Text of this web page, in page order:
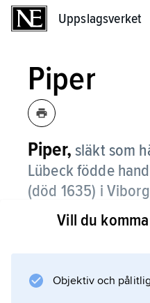
Uppslagsverket
Piper
Piper, släkt som
Lübeck födde
(död 1635) i
Han blev farfar till
släktgrens adliga
Vill du
Objektiv och